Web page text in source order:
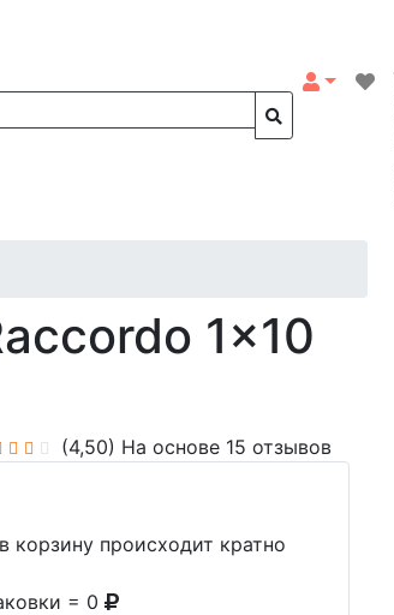
1x10
(4,50) На основе 15 отзывов
корзину происходит кратно
= 0